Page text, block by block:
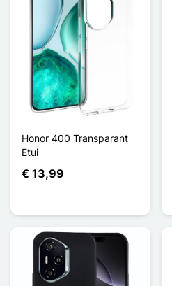
Honor 400 Transparant
Etui
€ 13,99